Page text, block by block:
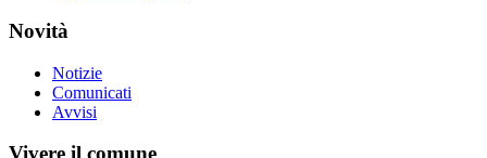
Novità
Notizie
Comunicati
Avvisi